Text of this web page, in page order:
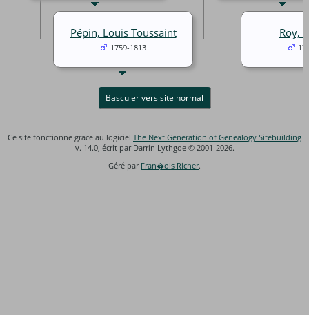
Roy,
Pépin, Louis Toussaint
1759-1813
Basculer vers site normal
Ce site fonctionne grace au logiciel The Next Generation of Genealogy Sitebuilding
v. 14.0, écrit par Darrin Lythgoe © 2001-2026.
Géré par Fran�ois Richer.